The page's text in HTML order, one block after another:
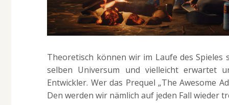
Theoretisch können wir im Laufe des Spieles
selben Universum und vielleicht erwartet
Entwickler. Wer das Prequel „The Awesome
Den werden wir nämlich auf jeden Fall wieder